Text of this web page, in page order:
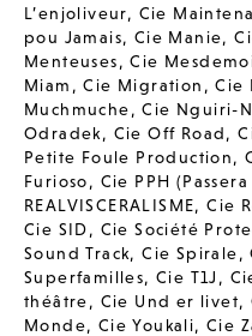
L’enjoliveur, Cie
pou Jamais, Cie Manie,
Menteuses,Cie
Miam ,Cie Migration ,Cie
Muchmuche,Cie Nguiri-
Odradek, Cie Off Road,
Petite Foule Production,
Furioso, Cie PPH
REALVISCERALISME,Cie
Cie SID, Cie Société
Sound Track,Cie Spirale,
Superfamilles,Cie T1J ,
théâtre, Cie Und er livet,
Monde, Cie Youkali,Cie